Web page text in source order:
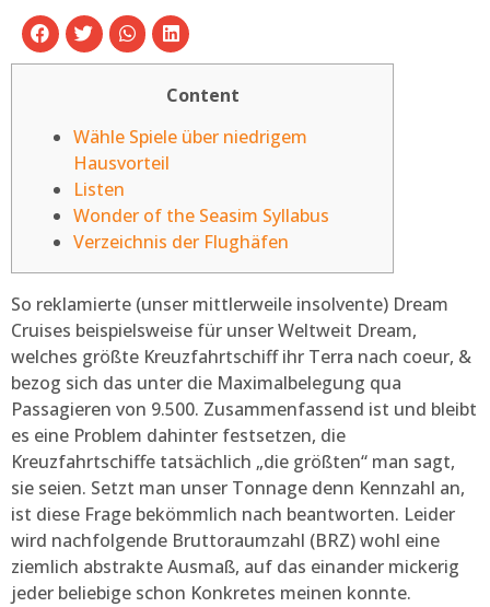
Content
Wähle Spiele über niedrigem
Hausvorteil
Listen
Wonder of the Seasim Syllabus
Verzeichnis der Flughäfen
So reklamierte (unser mittlerweile insolvente) Dream
Cruises beispielsweise für unser Weltweit Dream,
welches größte Kreuzfahrtschiff ihr Terra nach coeur, &
bezog sich das unter die Maximalbelegung qua
Passagieren von 9.500. Zusammenfassend ist und bleibt
es eine Problem dahinter festsetzen, die
Kreuzfahrtschiffe tatsächlich „die größten“ man sagt,
sie seien. Setzt man unser Tonnage denn Kennzahl an,
ist diese Frage bekömmlich nach beantworten. Leider
wird nachfolgende Bruttoraumzahl (BRZ) wohl eine
ziemlich abstrakte Ausmaß, auf das einander mickerig
jeder beliebige schon Konkretes meinen konnte.